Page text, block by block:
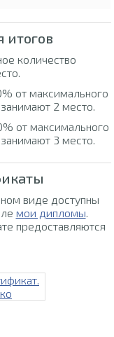
итогов
количество
от максимального
2 место.
от максимального
3 место.
виде доступны
мои дипломы.
предоставляются